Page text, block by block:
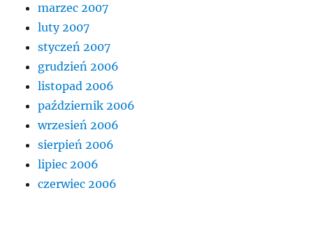
marzec 2007
luty 2007
styczeń 2007
grudzień 2006
listopad 2006
październik 2006
wrzesień 2006
sierpień 2006
lipiec 2006
czerwiec 2006